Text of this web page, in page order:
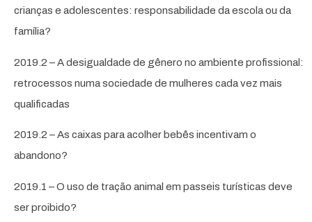
crianças e adolescentes: responsabilidade da escola ou da
família?
2019.2 – A desigualdade de gênero no ambiente profissional:
retrocessos numa sociedade de mulheres cada vez mais
qualificadas
2019.2 – As caixas para acolher bebês incentivam o
abandono?
2019.1 – O uso de tração animal em passeis turísticas deve
ser proibido?